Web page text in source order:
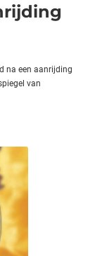
na een aanrijding
van